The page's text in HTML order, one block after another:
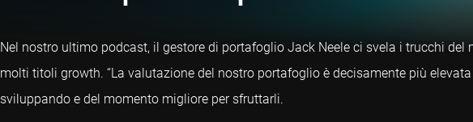
Nel nostro ultimo podcast, il gestore di portafoglio Jack Neele ci svela i trucchi
molti titoli growth. “La valutazione del nostro portafoglio è decisamente più
sviluppando e del momento migliore per sfruttarli.